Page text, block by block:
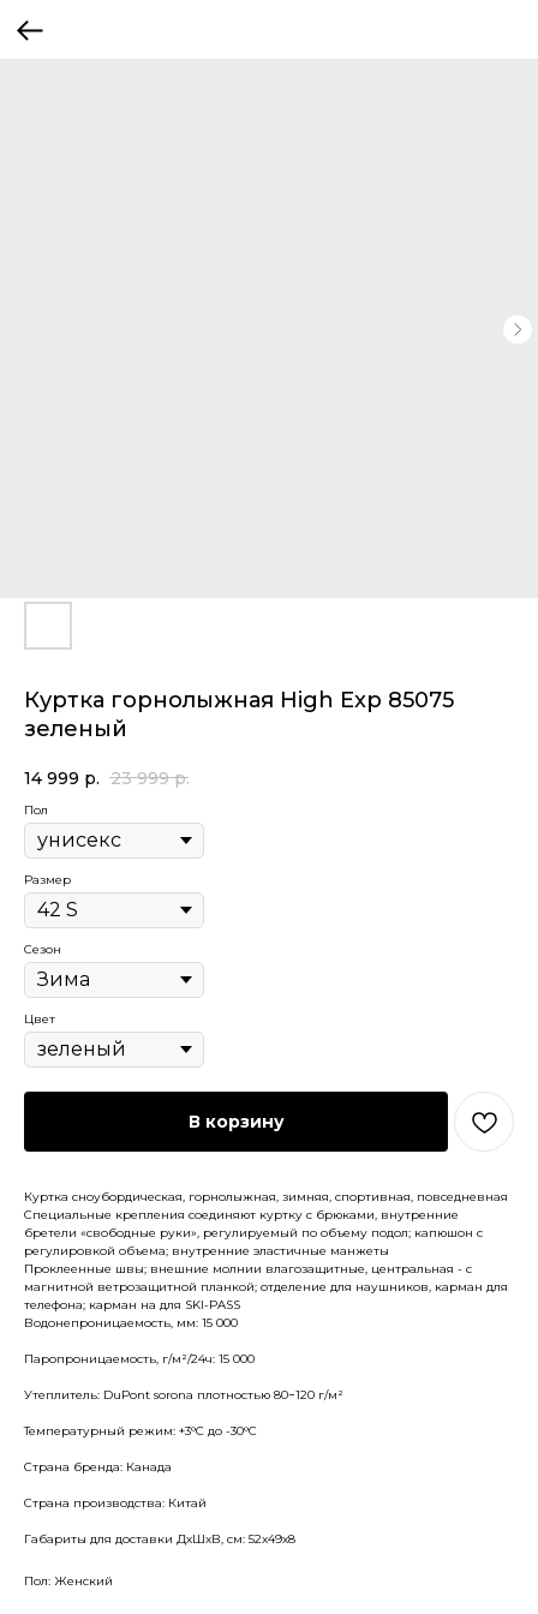
Куртка горнолыжная High Exp 85075
зеленый
14 999 р. 23 999 р.
Пол
Размер
Сезон
Цвет
В корзину
Куртка сноубордическая, горнолыжная, зимняя, спортивная, повседневная
Специальные крепления соединяют куртку с брюками, внутренние
бретели «свободные руки», регулируемый по объему подол; капюшон с
регулировкой объема; внутренние эластичные манжеты
Проклеенные швы; внешние молнии влагозащитные, центральная - с
магнитной ветрозащитной планкой; отделение для наушников, карман для
телефона; карман на для SKI-PASS
Водонепроницаемость, мм: 15 000
Паропроницаемость, г/м²/24ч: 15 000
Утеплитель: DuPont sorona плотностью 80−120 г/м²
Температурный режим: +3°С до -30°С
Страна бренда: Канада
Страна производства: Китай
Габариты для доставки ДхШхВ, см: 52x49x8
Пол: Женский